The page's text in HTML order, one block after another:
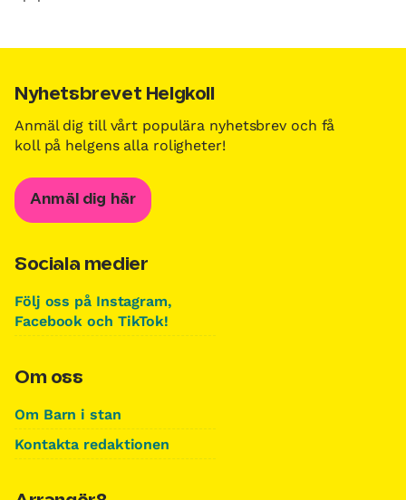
Nyhetsbrevet Helgkoll
Anmäl dig till vårt populära nyhetsbrev och få
koll på helgens alla roligheter!
Anmäl dig här
Sociala medier
Följ oss på Instagram,
Facebook och TikTok!
Om oss
Om Barn i stan
Kontakta redaktionen